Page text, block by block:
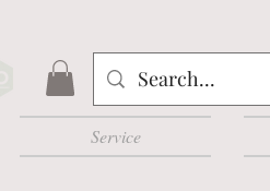
Service